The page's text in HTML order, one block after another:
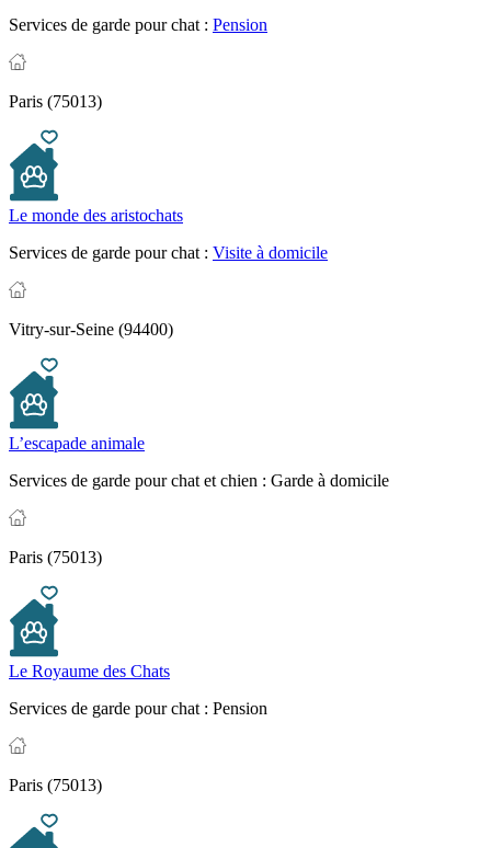
Services de garde pour chat : Pension
Paris (75013)
Le monde des aristochats
Services de garde pour chat : Visite à domicile
Vitry-sur-Seine (94400)
L’escapade animale
Services de garde pour chat et chien : Garde à domicile
Paris (75013)
Le Royaume des Chats
Services de garde pour chat : Pension
Paris (75013)